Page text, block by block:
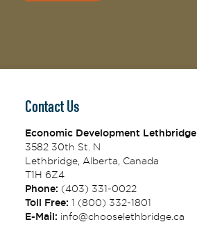
Contact Us
Economic Development Lethbridge
3582 30th St. N
Lethbridge, Alberta, Canada
T1H 6Z4
Phone: (403) 331-0022
Toll Free: 1 (800) 332-1801
E-Mail: info@chooselethbridge.ca